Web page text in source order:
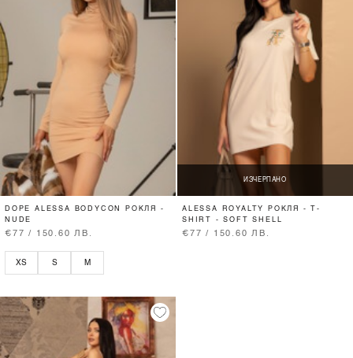
DOPE ALESSA BODYCON РОКЛЯ -
NUDE
€77 / 150.60 ЛВ.
XS S M
ИЗЧЕРПАНО
ALESSA ROYALTY РОКЛЯ - T-
SHIRT - SOFT SHELL
€77 / 150.60 ЛВ.